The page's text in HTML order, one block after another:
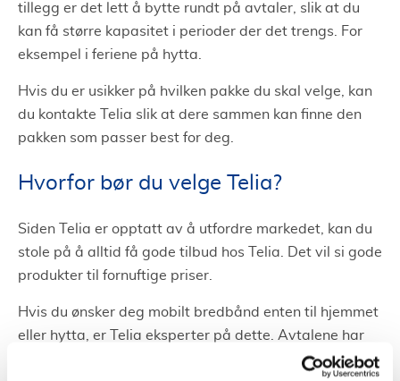
tillegg er det lett å bytte rundt på avtaler, slik at du
kan få større kapasitet i perioder der det trengs. For
eksempel i feriene på hytta.
Hvis du er usikker på hvilken pakke du skal velge, kan
du kontakte Telia slik at dere sammen kan finne den
pakken som passer best for deg.
Hvorfor bør du velge Telia?
Siden Telia er opptatt av å utfordre markedet, kan du
stole på å alltid få gode tilbud hos Telia. Det vil si gode
produkter til fornuftige priser.
Hvis du ønsker deg mobilt bredbånd enten til hjemmet
eller hytta, er Telia eksperter på dette. Avtalene har
ingen bindingstid og er derfor et veldig fleksibelt valg.